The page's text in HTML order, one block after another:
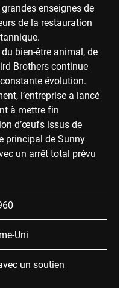
enseignes de
de la restauration
bien-être animal, de
Brothers continue
évolution.
l’entreprise a lancé
à mettre fin
d’œufs issus de
principal de Sunny
un arrêt total prévu
Uni
un soutien